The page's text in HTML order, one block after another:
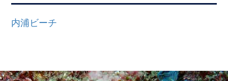
内浦ビーチ